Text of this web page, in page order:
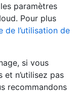
paramètres
Pour plus
de l’utilisation de
si vous
et n’utilisez pas
recommandons